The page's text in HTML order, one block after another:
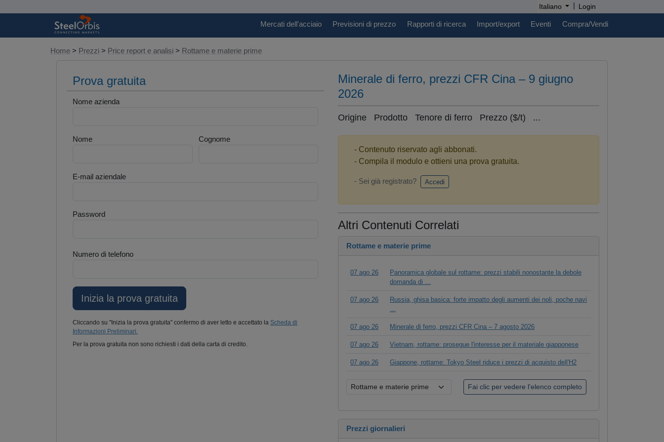
Italiano | Login
Mercati dell'acciaio Previsioni di prezzo Rapporti di ricerca Import/export Eventi Compra/Vendi
Home > Prezzi > Price report e analisi > Rottame e materie prime
Prova gratuita
Nome azienda
Nome Cognome
E-mail aziendale
Password
Numero di telefono
Cliccando su "Inizia la prova gratuita" confermo di aver letto e accettato la Scheda di
Informazioni Preliminari.
Per la prova gratuita non sono richiesti i dati della carta di credito.
Minerale di ferro, prezzi CFR Cina – 9 giugno
2026
Origine Prodotto Tenore di ferro Prezzo ($/t) ...
- Contenuto riservato agli abbonati.
- Compila il modulo e ottieni una prova gratuita.
- Sei già registrato? Accedi
Altri Contenuti Correlati
Rottame e materie prime
07 ago 26
Panoramica globale sul rottame: prezzi stabili nonostante la debole
domanda di ...
07 ago 26
Russia, ghisa basica: forte impatto degli aumenti dei noli, poche navi
...
07 ago 26 Minerale di ferro, prezzi CFR Cina – 7 agosto 2026
07 ago 26 Vietnam, rottame: prosegue l'interesse per il materiale giapponese
07 ago 26 Giappone, rottame: Tokyo Steel riduce i prezzi di acquisto dell'H2
Prezzi giornalieri